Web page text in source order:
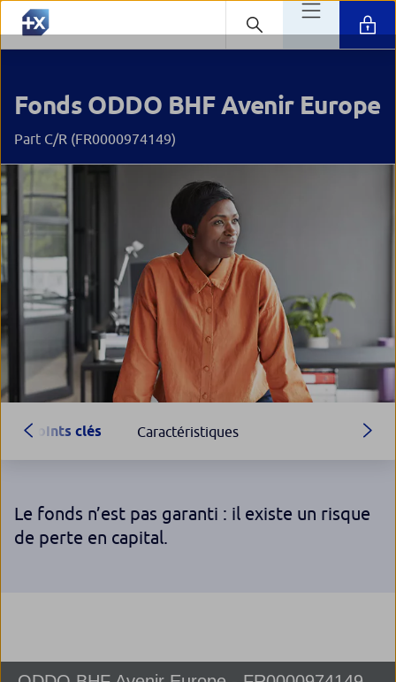
Fonds ODDO BHF Avenir Europe
Part C/R (FR0000974149)
Points clés Caractéristiques
Le fonds n’est pas garanti : il existe un risque
de perte en capital.